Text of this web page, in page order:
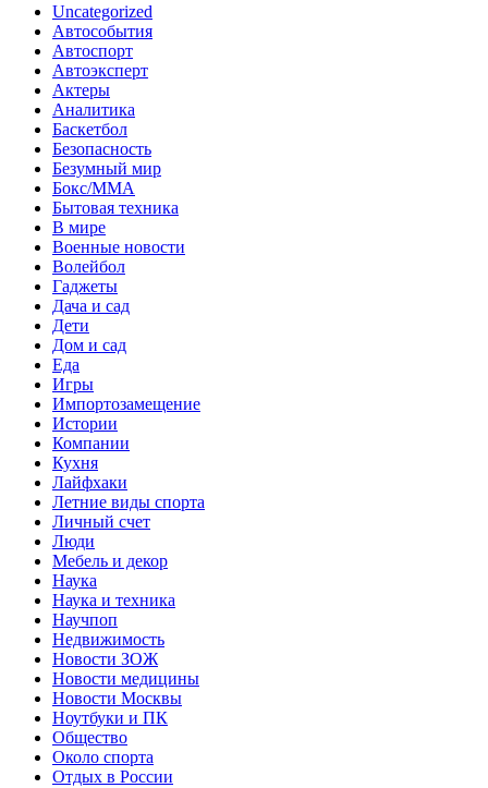
Uncategorized
Автособытия
Автоспорт
Автоэксперт
Актеры
Аналитика
Баскетбол
Безопасность
Безумный мир
Бокс/MMA
Бытовая техника
В мире
Военные новости
Волейбол
Гаджеты
Дача и сад
Дети
Дом и сад
Еда
Игры
Импортозамещение
Истории
Компании
Кухня
Лайфхаки
Летние виды спорта
Личный счет
Люди
Мебель и декор
Наука
Наука и техника
Научпоп
Недвижимость
Новости ЗОЖ
Новости медицины
Новости Москвы
Ноутбуки и ПК
Общество
Около спорта
Отдых в России